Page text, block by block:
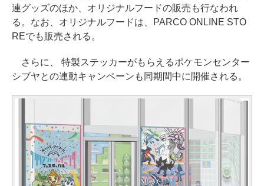
連グッズのほか、オリジナルフードの販売も行なわれ
る。なお、オリジナルフードは、PARCO ONLINE STO
REでも販売される。
さらに、 特製ステッカーがもらえるポケモンセンター
シブヤとの連動キャンペーンも同期間中に開催される。